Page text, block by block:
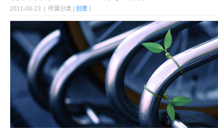
2011-08-23 | 所属分类 [ 创意 ]